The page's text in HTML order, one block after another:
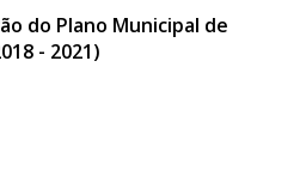
do Plano Municipal de
- 2021)